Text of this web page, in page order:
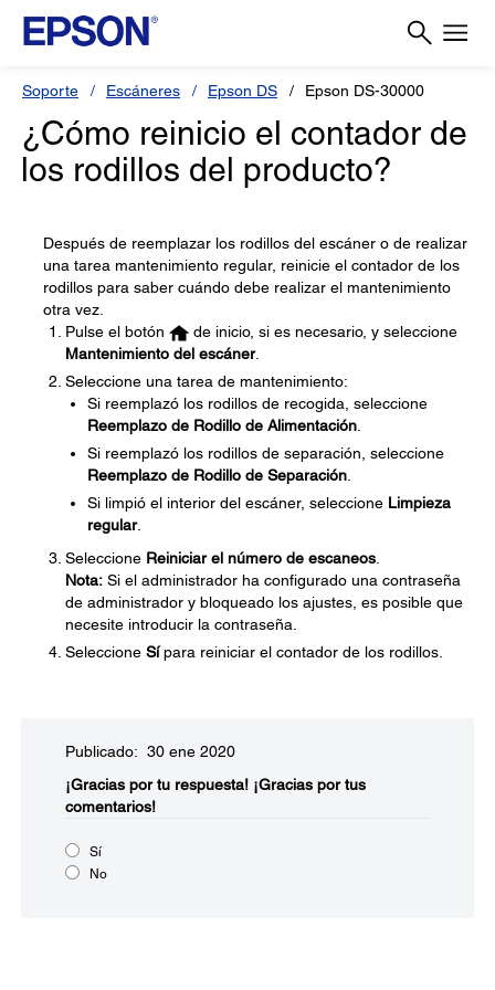
Soporte Escáneres Epson DS Epson DS-30000
¿Cómo reinicio el contador de
los rodillos del producto?
Después de reemplazar los rodillos del escáner o de realizar
una tarea mantenimiento regular, reinicie el contador de los
rodillos para saber cuándo debe realizar el mantenimiento
otra vez.
Pulse el botón
de inicio, si es necesario, y seleccione
Mantenimiento del escáner.
Seleccione una tarea de mantenimiento:
Si reemplazó los rodillos de recogida, seleccione
Reemplazo de Rodillo de Alimentación
Si reemplazó los rodillos de separación, seleccione
Reemplazo de Rodillo de Separación
Si limpió el interior del escáner, seleccione Limpieza
regular.
Seleccione Reiniciar el número de escaneos
Nota: Si el administrador ha configurado una contraseña
de administrador y bloqueado los ajustes, es posible que
necesite introducir la contraseña.
Seleccione Sípara reiniciar el contador de los rodillos.
Publicado: 30 ene 2020
¡Gracias por tu respuesta! ¡Gracias por tus
comentarios!
Sí
No